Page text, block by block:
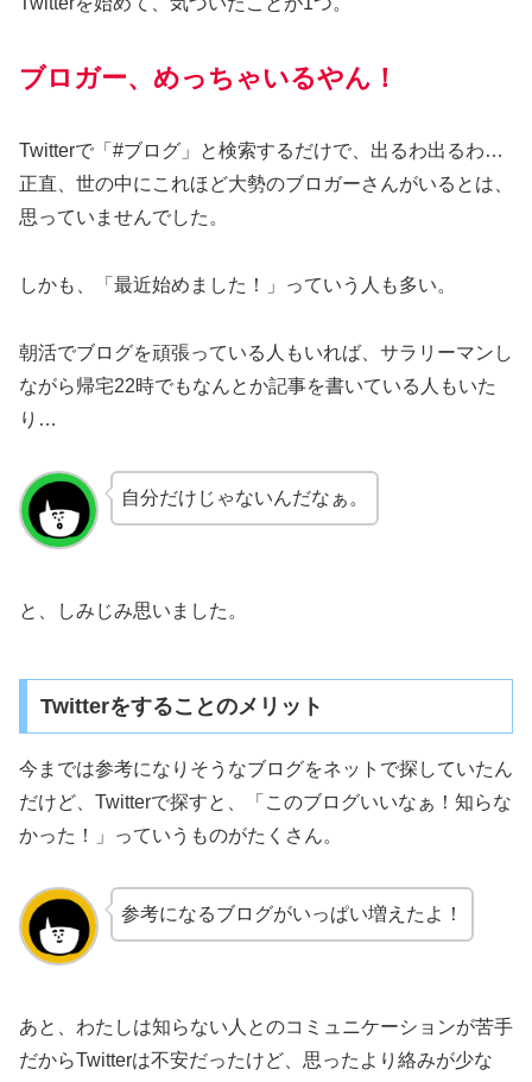
ブロガー、めっちゃいるやん！
Twitterで「#ブログ」と検索するだけで、出るわ出るわ…
正直、世の中にこれほど大勢のブロガーさんがいるとは、
思っていませんでした。
しかも、「最近始めました！」っていう人も多い。
朝活でブログを頑張っている人もいれば、サラリーマンし
ながら帰宅22時でもなんとか記事を書いている人もいた
り…
自分だけじゃないんだなぁ。
と、しみじみ思いました。
Twitterをすることのメリット
今までは参考になりそうなブログをネットで探していたん
だけど、Twitterで探すと、「このブログいいなぁ！知らな
かった！」っていうものがたくさん。
参考になるブログがいっぱい増えたよ！
あと、わたしは知らない人とのコミュニケーションが苦手
だからTwitterは不安だったけど、思ったより絡みが少な